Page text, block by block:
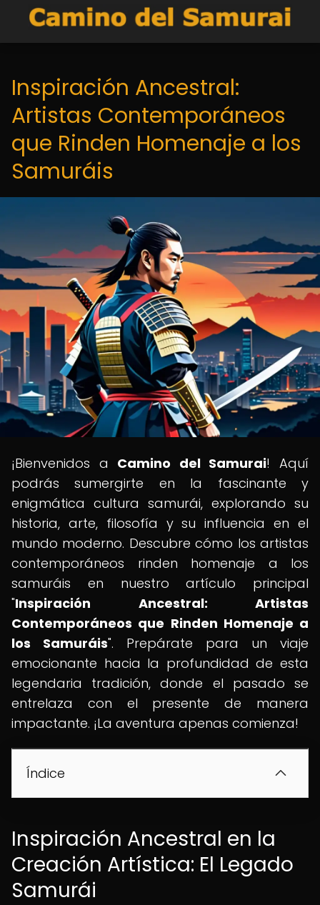
Inspiración Ancestral:
Artistas Contemporáneos
que Rinden Homenaje a los
Samuráis
¡Bienvenidos a Camino del Samurai! Aquí
podrás sumergirte en la fascinante y
enigmática cultura samurái, explorando su
historia, arte, filosofía y su influencia en el
mundo moderno. Descubre cómo los artistas
contemporáneos rinden homenaje a los
samuráis en nuestro artículo principal
"Inspiración Ancestral: Artistas
Contemporáneos que Rinden Homenaje a
los Samuráis". Prepárate para un viaje
emocionante hacia la profundidad de esta
legendaria tradición, donde el pasado se
entrelaza con el presente de manera
impactante. ¡La aventura apenas comienza!
Índice
Inspiración Ancestral en la
Creación Artística: El Legado
Samurái